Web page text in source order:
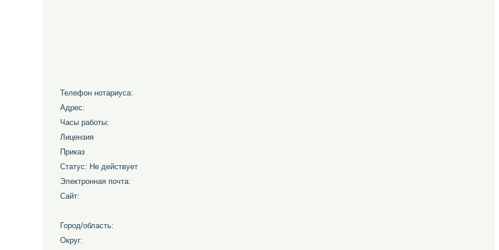
Телефон нотариуса:
Адрес:
Часы работы:
Лицензия
Приказ
Статус: Не действует
Электронная почта:
Сайт:
Город/область:
Округ: